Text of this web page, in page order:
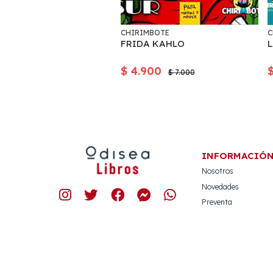
CHIRIMBOTE
FRIDA KAHLO
$ 4.900 $ 7.000
Nosotros
Novedades
Preventa